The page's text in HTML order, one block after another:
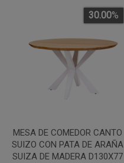
MESA DE COMEDOR CANTO
SUIZO CON PATA DE ARAÑA
SUIZA DE MADERA D130X77
30.00%